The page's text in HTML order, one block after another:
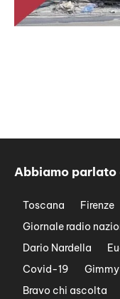
Abbiamo parlato
Toscana Firenze
Giornale radio
Dario Nardella
Covid-19
Bravo chi ascolta